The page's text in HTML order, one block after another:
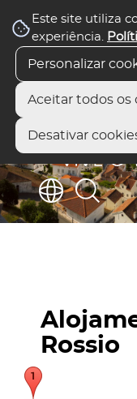
Este site utiliza
experiência.
Personalizar
Aceitar todos os
Desativar
Rossio